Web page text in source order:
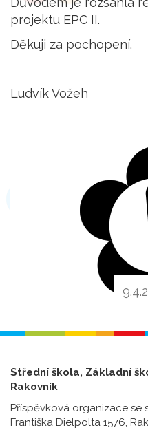
projektu EPC II.
Děkuji za pochopení.
Ludvík Vožeh
Střední škola, Základní
Rakovník
Příspěvková organizace se
Františka Dielpolta 1576,